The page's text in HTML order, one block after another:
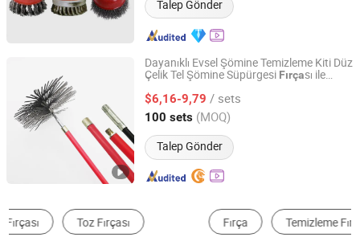
Talep Gönder
Dayanıklı Evsel Şömine Temizleme Kiti Düz
Çelik Tel Şömine Süpürgesi Fırçası ile
$6,16-9,79 / sets
100 sets (MOQ)
Talep Gönder
Ninghai Frewind Tools Co., Ltd.
Zhejiang, China Fiyat 2024
Fırça Temizleme Fırçası Aşındırıcı Fırça